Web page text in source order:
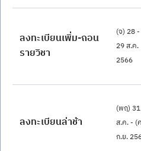
ลงทะเบียนเพิ่ม-ถอน
รายวิชา
(จ) 28
29 ส.ค.
2566
ลงทะเบียนล่าช้า
(พฤ) 31
ส.ค. - (
ก.ย.